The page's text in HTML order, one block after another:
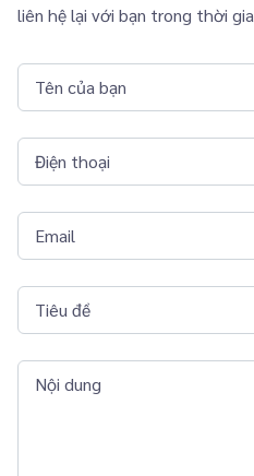
liên hệ lại với bạn trong thời
Tên của bạn
Điện thoại
Email
Tiêu đề
Nội dung